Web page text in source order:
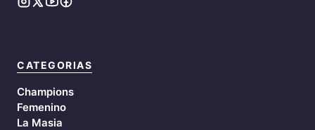
CATEGORIAS
Champions
Femenino
La Masia